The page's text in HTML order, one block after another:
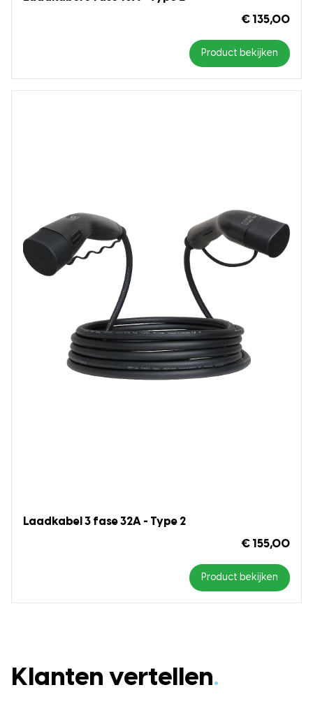
€ 135,00
Product bekijken
Laadkabel 3 fase 32A - Type 2
€ 155,00
Product bekijken
Klanten vertellen.